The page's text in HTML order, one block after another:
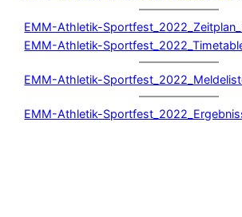
EMM-Athletik-
EMM-Athletik-
EMM-Athletik-
EMM-Athletik-